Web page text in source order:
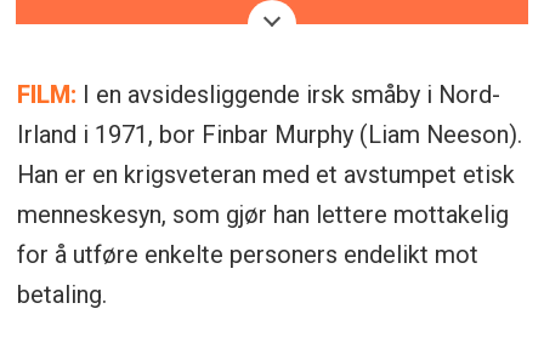
Sinners
Sjanger: Krim/Thriller
Regissør:Robert Lorenz
Manus:Terry Loane & Mark Michael
McNally
FILM: I en avsidesliggende irsk småby i Nord-
Irland i 1971, bor Finbar Murphy (Liam Neeson).
Han er en krigsveteran med et avstumpet etisk
menneskesyn, som gjør han lettere mottakelig
for å utføre enkelte personers endelikt mot
betaling.